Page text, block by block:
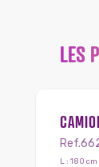
LES
L : 180 cm